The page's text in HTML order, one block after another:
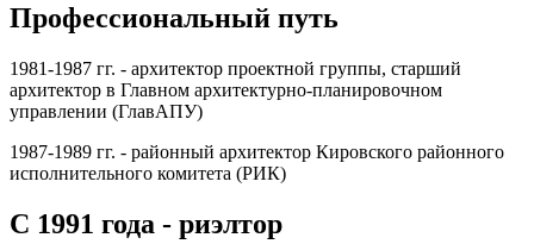
Профессиональный путь
1981-1987 гг. - архитектор проектной группы, старший
архитектор в Главном архитектурно-планировочном
управлении (ГлавАПУ)
1987-1989 гг. - районный архитектор Кировского районного
исполнительного комитета (РИК)
С 1991 года - риэлтор